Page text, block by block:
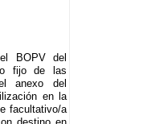
BOPV del
fijo de las
anexo del
en la
facultativo/a